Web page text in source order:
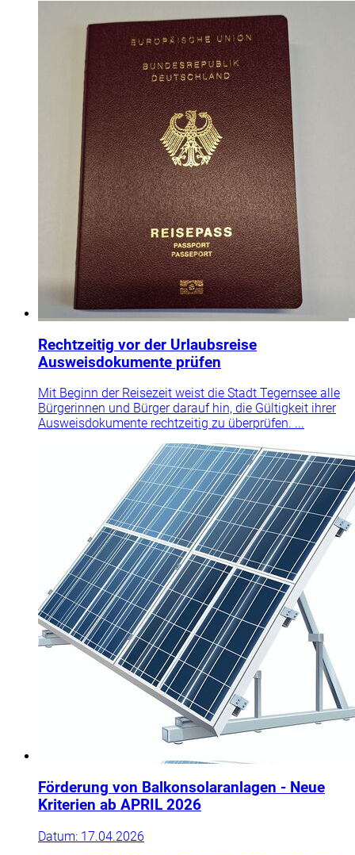
Rechtzeitig vor der Urlaubsreise
Ausweisdokumente prüfen
Mit Beginn der Reisezeit weist die Stadt Tegernsee alle
Bürgerinnen und Bürger darauf hin, die Gültigkeit ihrer
Ausweisdokumente rechtzeitig zu überprüfen. ...
Förderung von Balkonsolaranlagen - Neue
Kriterien ab APRIL 2026
Datum: 17.04.2026